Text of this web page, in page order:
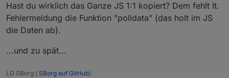
Hast du wirklich das Ganze JS 1:1 kopiert? Dem fehlt lt.
Fehlermeldung die Funktion "polldata" (das holt im JS
die Daten ab).
...und zu spät...
LG SBorg ( SBorg auf GitHub)